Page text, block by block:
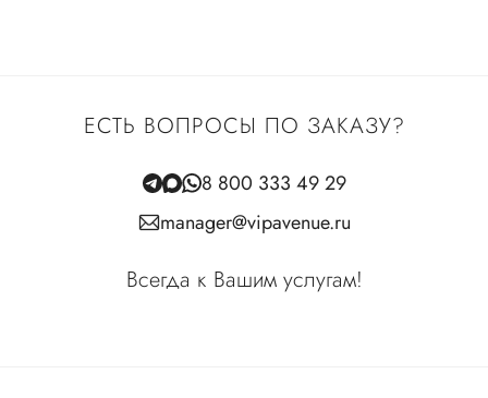
ЕСТЬ ВОПРОСЫ ПО ЗАКАЗУ?
8 800 333 49 29
manager@vipavenue.ru
Всегда к Вашим услугам!